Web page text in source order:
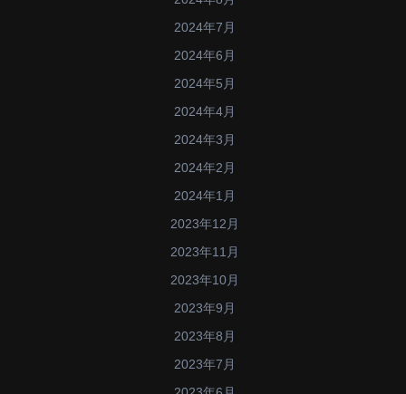
2024年7月
2024年6月
2024年5月
2024年4月
2024年3月
2024年2月
2024年1月
2023年12月
2023年11月
2023年10月
2023年9月
2023年8月
2023年7月